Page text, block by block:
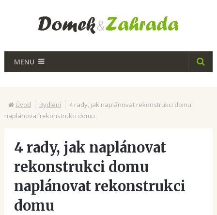
MENU
Úvod Bydlení
4 rady, jak naplánovat rekonstrukci domu
naplánovat rekonstrukci domu
4 rady, jak naplánovat
rekonstrukci domu
naplánovat rekonstrukci
domu